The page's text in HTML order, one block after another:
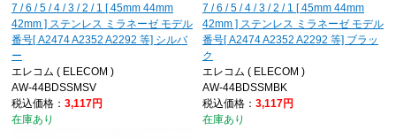
7 / 6 / 5 / 4 / 3 / 2 / 1 [ 45mm 44mm
42mm ] ステンレス ミラネーゼ モデル
番号[ A2474 A2352 A2292 等] シルバ
ー
エレコム ( ELECOM )
AW-44BDSSMSV
税込価格： 3,117円
在庫あり
7 / 6 / 5 / 4 / 3 / 2 / 1 [ 45mm 44mm
42mm ] ステンレス ミラネーゼ モデル
番号[ A2474 A2352 A2292 等] ブラッ
ク
エレコム ( ELECOM )
AW-44BDSSMBK
税込価格： 3,117円
在庫あり